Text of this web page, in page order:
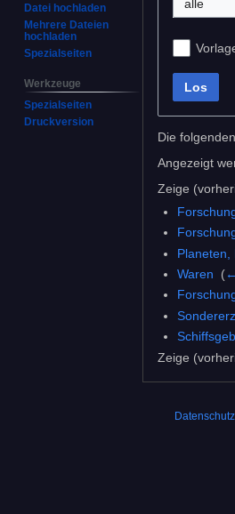
alle
Los
Die
Angezeigt
Zeige (
Planeten,
Waren
(
Sondererz
Zeige (
Datei hochladen
Mehrere Dateien
hochladen
Spezialseiten
Werkzeuge
Spezialseiten
Druckversion
Datenschutz